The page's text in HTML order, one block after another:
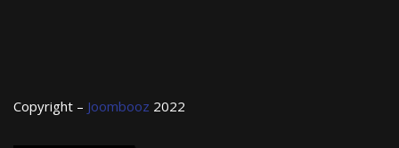
Copyright – Joombooz 2022